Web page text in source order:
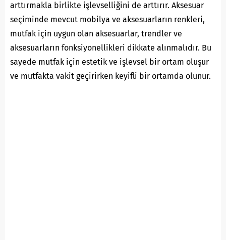
arttırmakla birlikte işlevselliğini de arttırır. Aksesuar
seçiminde mevcut mobilya ve aksesuarların renkleri,
mutfak için uygun olan aksesuarlar, trendler ve
aksesuarların fonksiyonellikleri dikkate alınmalıdır. Bu
sayede mutfak için estetik ve işlevsel bir ortam oluşur
ve mutfakta vakit geçirirken keyifli bir ortamda olunur.